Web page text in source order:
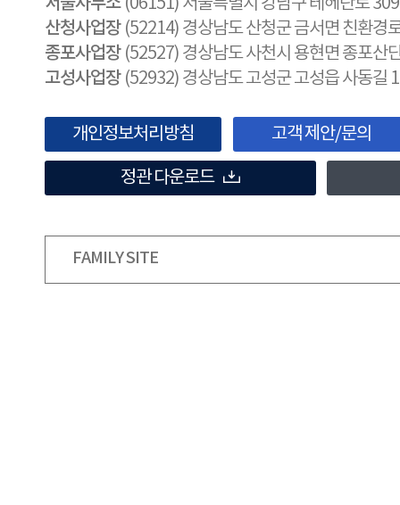
산청사업장 (52214) 경상남도 산청군 금서면 친환경
종포사업장 (52527) 경상남도 사천시 용현면 종포산
고성사업장 (52932) 경상남도 고성군 고성읍 사동길
개인정보처리방침 고객 제안/문의
정관 다운로드
FAMILY SITE